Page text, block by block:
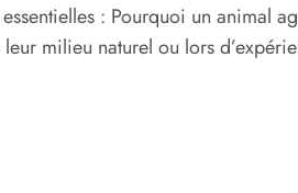
: Pourquoi un animal
milieu naturel ou lors